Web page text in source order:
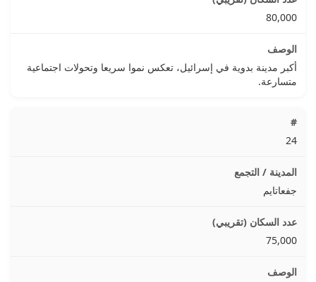
80,000
أكبر مدينة بدوية في إسرائيل، تعكس نموا سريعا وتحولات اجتماعية
متسارعة.
24
جفعاتايم
75,000